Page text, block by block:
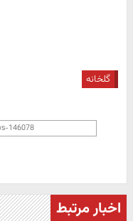
گلخانه
اخبار مرتبط